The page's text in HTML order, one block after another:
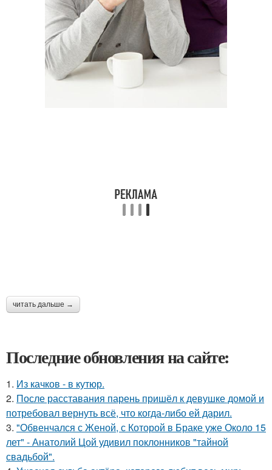
читать дальше →
Последние обновления на сайте:
1. Из качков - в кутюр.
2. После расставания парень пришёл к девушке домой и
потребовал вернуть всё, что когда-либо ей дарил.
3. "Обвенчался с Женой, с Которой в Браке уже Около 15
лет" - Анатолий Цой удивил поклонников "тайной
свадьбой".